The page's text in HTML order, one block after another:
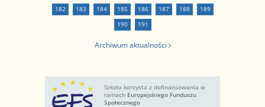
182
183 184 185 186 187 188
189
190
191
Archiwum aktualności
Szkoła korzysta z dofinansowania w
ramach Europejskiego Funduszu
Społecznego